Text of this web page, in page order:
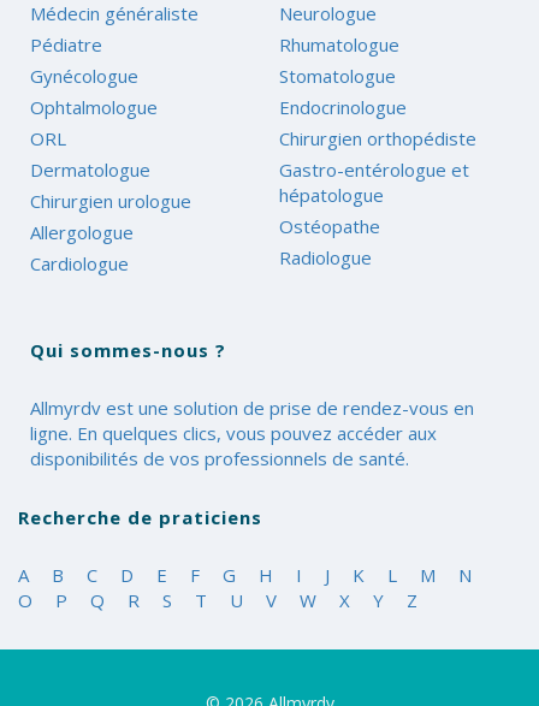
Médecin généraliste
Pédiatre
Gynécologue
Ophtalmologue
ORL
Dermatologue
Chirurgien urologue
Allergologue
Cardiologue
Neurologue
Rhumatologue
Stomatologue
Endocrinologue
Chirurgien orthopédiste
Gastro-entérologue et
hépatologue
Ostéopathe
Radiologue
Qui sommes-nous ?
Allmyrdv est une solution de prise de rendez-vous en
ligne. En quelques clics, vous pouvez accéder aux
disponibilités de vos professionnels de santé.
Recherche de praticiens
A B C D E F G H I J K L M
N
O
P Q R S T U V W X Y Z